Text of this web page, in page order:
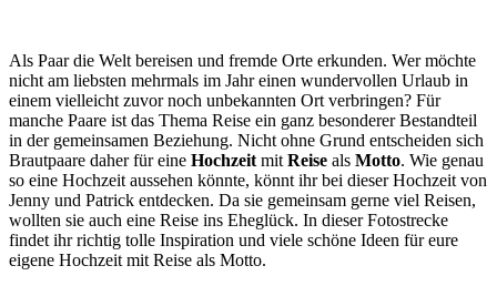
Als Paar die Welt bereisen und fremde Orte erkunden. Wer möchte
nicht am liebsten mehrmals im Jahr einen wundervollen Urlaub in
einem vielleicht zuvor noch unbekannten Ort verbringen? Für
manche Paare ist das Thema Reise ein ganz besonderer Bestandteil
in der gemeinsamen Beziehung. Nicht ohne Grund entscheiden sich
Brautpaare daher für eine Hochzeit mit Reise als Motto. Wie genau
so eine Hochzeit aussehen könnte, könnt ihr bei dieser Hochzeit von
Jenny und Patrick entdecken. Da sie gemeinsam gerne viel Reisen,
wollten sie auch eine Reise ins Eheglück. In dieser Fotostrecke
findet ihr richtig tolle Inspiration und viele schöne Ideen für eure
eigene Hochzeit mit Reise als Motto.